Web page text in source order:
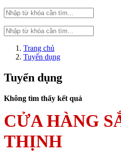
Trang chủ
Tuyển dụng
Tuyển dụng
Không tìm thấy kết quả
CỬA HÀNG
THỊNH